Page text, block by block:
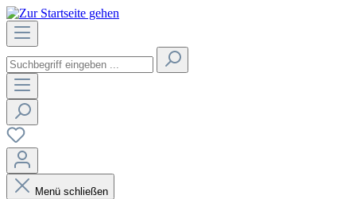
Menü schließen